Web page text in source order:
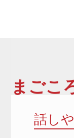
まごこ
話し